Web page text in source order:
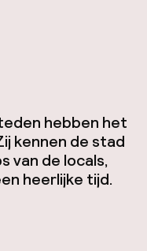
hebben het
kennen de stad
van de locals,
heerlijke tijd.